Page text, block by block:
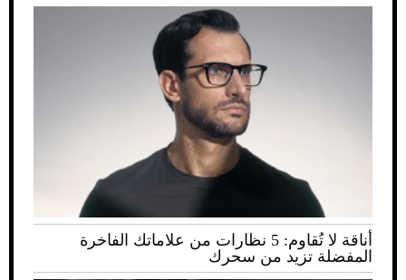
أناقة لا تُقاوم: 5 نظارات من علاماتك الفاخرة
المفضلة تزيد من سحرك